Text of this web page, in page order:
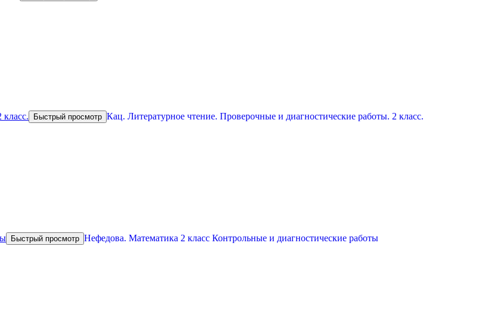
Быстрый просмотр Кац. Литературное чтение. Проверочные и диагностические работы. 2 класс.
Быстрый просмотр Нефедова. Математика 2 класс Контрольные и диагностические работы